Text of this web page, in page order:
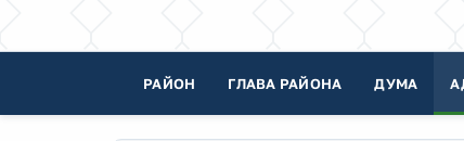
РАЙОН ГЛАВА РАЙОНА ДУМА